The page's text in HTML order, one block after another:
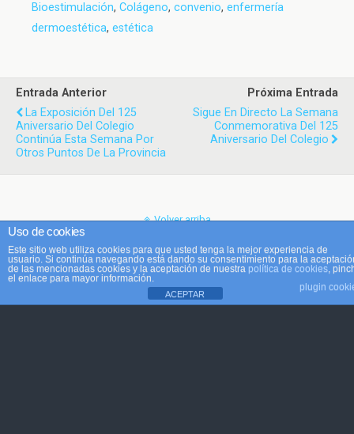
Bioestimulación, Colágeno, convenio, enfermería
dermoestética, estética
Entrada Anterior
La Exposición Del 125
Aniversario Del Colegio
Continúa Esta Semana Por
Otros Puntos De La Provincia
Próxima Entrada
Sigue En Directo La Semana
Conmemorativa Del 125
Aniversario Del Colegio
Volver arriba
Móvil Escritorio
Uso de cookies
Este sitio web utiliza cookies para que usted tenga la mejor experiencia de
usuario. Si continúa navegando está dando su consentimiento para la
de las mencionadas cookies y la aceptación de nuestra política de cookies,
el enlace para mayor información.
plugin
ACEPTAR